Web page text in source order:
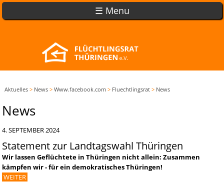
☰ Menu
Aktuelles > News > Www.facebook.com > Fluechtlingsrat > News
News
4. SEPTEMBER 2024
Statement zur Landtagswahl Thüringen
Wir lassen Geflüchtete in Thüringen nicht allein: Zusammen
kämpfen wir - für ein demokratisches Thüringen!
WEITER